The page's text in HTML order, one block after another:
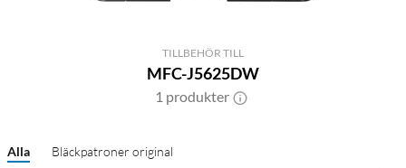
TILLBEHÖR TILL
MFC-J5625DW
1 produkter
Alla Bläckpatroner original